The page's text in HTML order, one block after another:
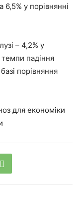
6,5% у порівнянні
– 4,2% у
падіння
порівняння
для економіки